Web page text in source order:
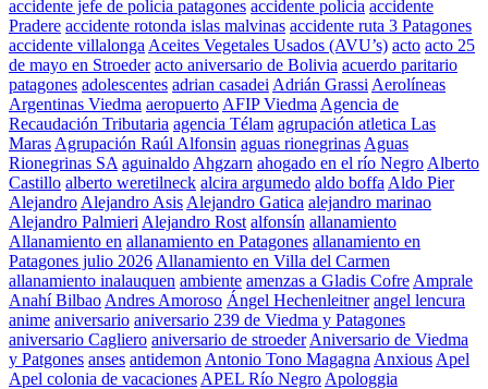
accidente jefe de policia patagones accidente policia accidente
Pradere accidente rotonda islas malvinas accidente ruta 3 Patagones
accidente villalonga Aceites Vegetales Usados (AVU’s) acto acto 25
de mayo en Stroeder acto aniversario de Bolivia acuerdo paritario
patagones adolescentes adrian casadei Adrián Grassi Aerolíneas
Argentinas Viedma aeropuerto AFIP Viedma Agencia de
Recaudación Tributaria agencia Télam agrupación atletica Las
Maras Agrupación Raúl Alfonsin aguas rionegrinas Aguas
Rionegrinas SA aguinaldo Ahgzarn ahogado en el río Negro Alberto
Castillo alberto weretilneck alcira argumedo aldo boffa Aldo Pier
Alejandro Alejandro Asis Alejandro Gatica alejandro marinao
Alejandro Palmieri Alejandro Rost alfonsín allanamiento
Allanamiento en allanamiento en Patagones allanamiento en
Patagones julio 2026 Allanamiento en Villa del Carmen
allanamiento inalauquen ambiente amenzas a Gladis Cofre Amprale
Anahí Bilbao Andres Amoroso Ángel Hechenleitner angel lencura
anime aniversario aniversario 239 de Viedma y Patagones
aniversario Cagliero aniversario de stroeder Aniversario de Viedma
y Patgones anses antidemon Antonio Tono Magagna Anxious Apel
Apel colonia de vacaciones APEL Río Negro Apologgia